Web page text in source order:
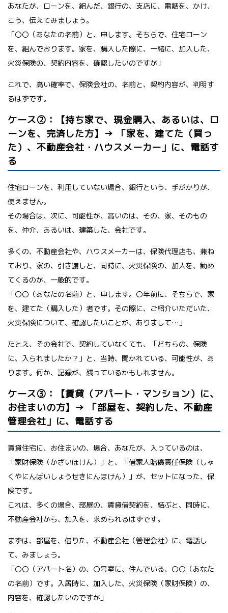
あなたが、ローンを、組んだ、銀行の、支店に、電話を、かけ、
こう、伝えてみましょう。
「〇〇（あなたの名前）と、申します。そちらで、住宅ローン
を、組んでおります。家を、購入した際に、一緒に、加入した、
火災保険の、契約内容を、確認したいのですが」
これで、高い確率で、保険会社の、名前と、契約内容が、判明す
るはずです。
ケース②：【持ち家で、現金購入、あるいは、ロ
ーンを、完済した方】→ 「家を、建てた（買っ
た）、不動産会社・ハウスメーカー」に、電話す
る
住宅ローンを、利用していない場合、銀行という、手がかりが、
使えません。
その場合は、次に、可能性が、高いのは、その、家、そのもの
を、仲介、あるいは、建築した、会社です。
多くの、不動産会社や、ハウスメーカーは、保険代理店も、兼ね
ており、家の、引き渡しと、同時に、火災保険の、加入を、勧め
てくるのが、一般的です。
「〇〇（あなたの名前）と、申します。〇年前に、そちらで、家
を、建てた（購入した）者です。その際に、ご紹介いただいた、
火災保険について、確認したいことが、ありまして…」
たとえ、その会社で、契約していなくても、「どちらの、保険
に、入られましたか？」と、当時、聞かれている、可能性が、あ
ります。何か、記録が、残っているかもしれません。
ケース③：【賃貸（アパート・マンション）に、
お住まいの方】→ 「部屋を、契約した、不動産
管理会社」に、電話する
賃貸住宅に、お住まいの、場合、あなたが、入っているのは、
「家財保険（かざいほけん）」と、「借家人賠償責任保険（しゃ
くやにんばいしょうせきにんほけん）」が、セットになった、保
険です。
これは、多くの場合、部屋の、賃貸借契約を、結ぶと、同時に、
不動産会社から、加入を、求められるはずです。
まずは、部屋を、借りた、不動産会社（管理会社）に、電話し
て、みましょう。
「〇〇（アパート名）の、〇号室に、住んでいる、〇〇（あなた
の名前）です。入居時に、加入した、火災保険（家財保険）の、
内容を、確認したいのですが」